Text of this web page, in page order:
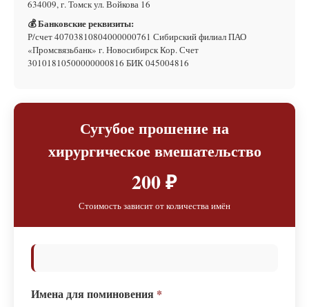
634009, г. Томск ул. Войкова 16
💰 Банковские реквизиты:
Р/счет 40703810804000000761 Сибирский филиал ПАО
«Промсвязьбанк» г. Новосибирск Кор. Счет
30101810500000000816 БИК 045004816
Сугубое прошение на
хирургическое вмешательство
200 ₽
Стоимость зависит от количества имён
Имена для поминовения *